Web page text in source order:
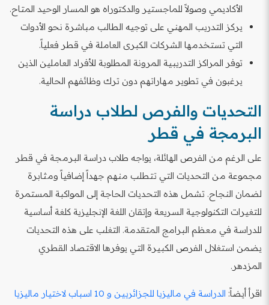
الأكاديمي وصولاً للماجستير والدكتوراه هو المسار الوحيد المتاح.
يركز التدريب المهني على توجيه الطالب مباشرة نحو الأدوات
التي تستخدمها الشركات الكبرى العاملة في قطر فعلياً.
توفر المراكز التدريبية المرونة المطلوبة للأفراد العاملين الذين
يرغبون في تطوير مهاراتهم دون ترك وظائفهم الحالية.
التحديات والفرص لطلاب دراسة
البرمجة في قطر
على الرغم من الفرص الهائلة، يواجه طلاب دراسة البرمجة في قطر
مجموعة من التحديات التي تتطلب منهم جهداً إضافياً ومثابرة
لضمان النجاح. تشمل هذه التحديات الحاجة إلى المواكبة المستمرة
للتغيرات التكنولوجية السريعة وإتقان اللغة الإنجليزية كلغة أساسية
للدراسة في معظم البرامج المتقدمة. التغلب على هذه التحديات
يضمن استغلال الفرص الكبيرة التي يوفرها الاقتصاد القطري
المزدهر.
اقرأ أيضاً: الدراسة في ماليزيا للجزائريين و 10 اسباب لاختيار ماليزيا